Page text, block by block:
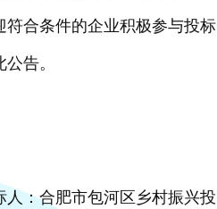
符合条件的企业积极参与投标
告。
人：合肥市包河区乡村振兴